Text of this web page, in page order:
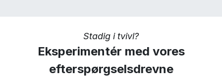
Stadig i tvivl?
Eksperimentér med vores
efterspørgselsdrevne